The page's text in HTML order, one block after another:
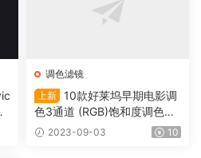
调色滤镜
上新
10款好莱坞早期电影调
色3通道 (RGB)饱和度调色滤
镜+XMP预设 Cinecolor 3 Stri
2023-09-03 10